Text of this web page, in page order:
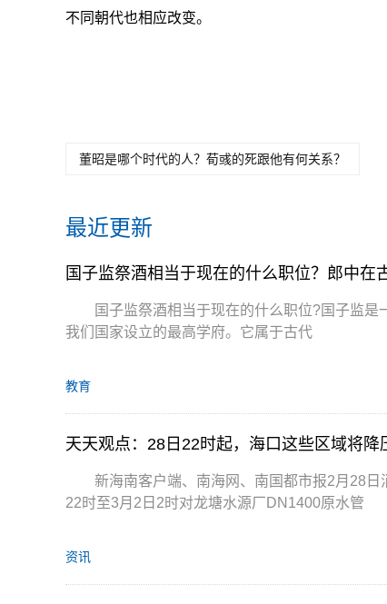
不同朝代也相应改变。
董昭是哪个时代的人？荀彧的死跟他有何关系？
最近更新
国子监祭酒相当于现在的什么职位？郎中在
国子监祭酒相当于现在的什么职位?国子监
我们国家设立的最高学府。它属于古代
教育
天天观点：28日22时起，海口这些区域将降
新海南客户端、南海网、南国都市报2月28
22时至3月2日2时对龙塘水源厂DN1400原水管
资讯